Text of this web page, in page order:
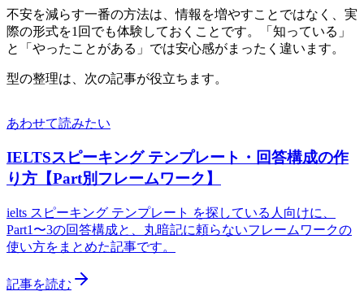
不安を減らす一番の方法は、情報を増やすことではなく、実
際の形式を1回でも体験しておくことです。「知っている」
と「やったことがある」では安心感がまったく違います。
型の整理は、次の記事が役立ちます。
あわせて読みたい
IELTSスピーキング テンプレート・回答構成の作
り方【Part別フレームワーク】
ielts スピーキング テンプレート を探している人向けに、
Part1〜3の回答構成と、丸暗記に頼らないフレームワークの
使い方をまとめた記事です。
記事を読む